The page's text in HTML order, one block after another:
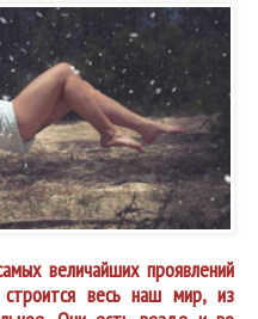
величайших проявлений
весь наш мир, из